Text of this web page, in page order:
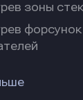
зоны
форсунок